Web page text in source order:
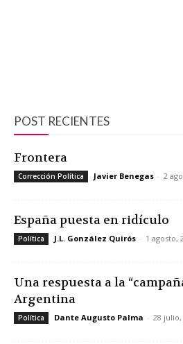
POST RECIENTES
Frontera
Corrección Política Javier Benegas - 2
España puesta en ridículo
Política J.L. González Quirós - 1 agosto,
Una respuesta a la
Argentina
Política Dante Augusto Palma - 28 julio,